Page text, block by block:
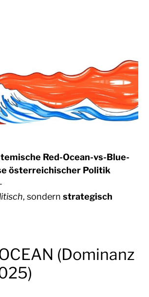
Red-Ocean-vs-Blue-
österreichischer Politik
, sondernstrategisch
(Dominanz